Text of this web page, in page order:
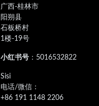
广西-桂林市
阳朔县
石板桥村
1楼-19号
小红书号 ：5016532822
‭Sisi
电话/微信：
+86 191 1148 2206